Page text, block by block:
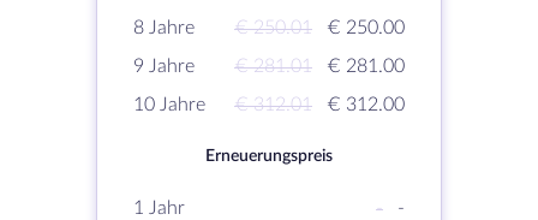
8 Jahre
€ 250.01
€ 250.00
9 Jahre
€ 281.01
€ 281.00
10 Jahre
€ 312.01 € 312.00
Erneuerungspreis
1 Jahr -
-